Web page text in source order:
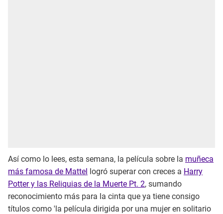
Así como lo lees, esta semana, la película sobre la muñeca
más famosa de Mattel logró superar con creces a Harry
Potter y las Reliquias de la Muerte Pt. 2, sumando
reconocimiento más para la cinta que ya tiene consigo
títulos como 'la película dirigida por una mujer en solitario